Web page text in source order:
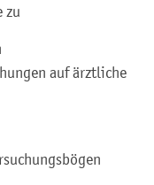
zu
auf ärztliche